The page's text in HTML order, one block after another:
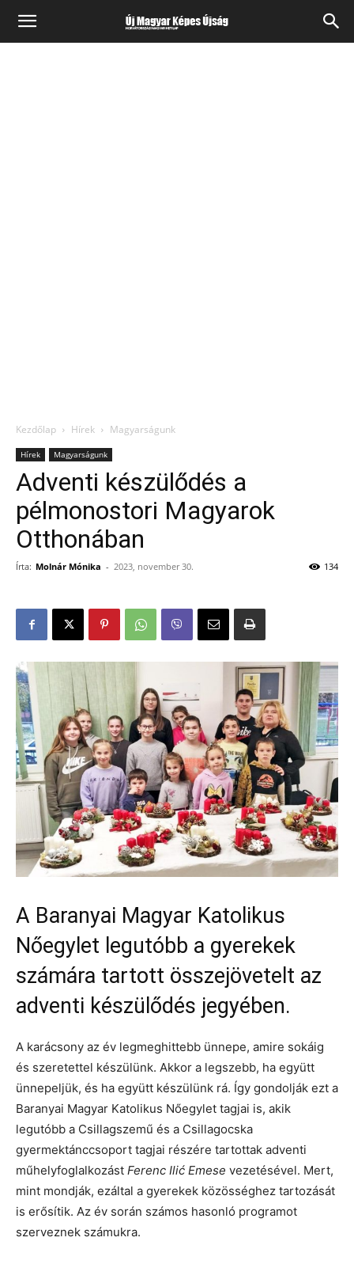
Kezdőlap Hírek Magyarságunk
Hírek Magyarságunk
Adventi készülődés a
pélmonostori Magyarok
Otthonában
Írta: Molnár Mónika - 2023, november 30. 134
A Baranyai Magyar Katolikus
Nőegylet legutóbb a gyerekek
számára tartott összejövetelt az
adventi készülődés jegyében.
A karácsony az év legmeghittebb ünnepe, amire sokáig
és szeretettel készülünk. Akkor a legszebb, ha együtt
ünnepeljük, és ha együtt készülünk rá. Így gondolják ezt a
Baranyai Magyar Katolikus Nőegylet tagjai is, akik
legutóbb a Csillagszemű és a Csillagocska
gyermektánccsoport tagjai részére tartottak adventi
műhelyfoglalkozást Ferenc Ilić Emese vezetésével. Mert,
mint mondják, ezáltal a gyerekek közösséghez tartozását
is erősítik. Az év során számos hasonló programot
szerveznek számukra.